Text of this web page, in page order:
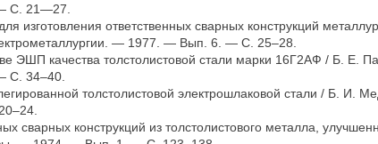
С. 21—27.
изготовления ответственных сварных конструкций
— 1977. — Вып. 6. — С. 25–28.
ЭШП качества толстолистовой стали марки 16Г2АФ / Б. Е.
С. 34–40.
толстолистовой электрошлаковой стали / Б. И.
сварных конструкций из толстолистового металла,